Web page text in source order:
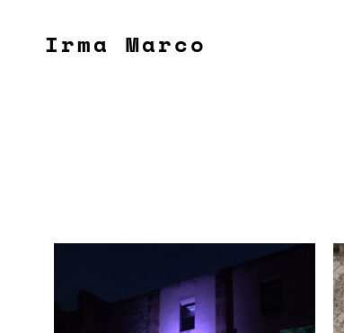
Irma Marco